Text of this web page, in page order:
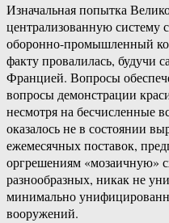
Изначальная попытка
централизованную
оборонно-промышленный
факту провалилась,
Францией. Вопросы
вопросы демонстрации
несмотря на бесчисленные
оказалось не в состоянии
ежемесячных поставок,
оргрешениям «мозаичную»
разнообразных, никак не
минимально
вооружений.